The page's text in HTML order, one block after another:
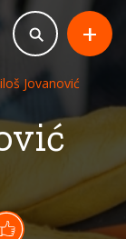
Jovanović
+